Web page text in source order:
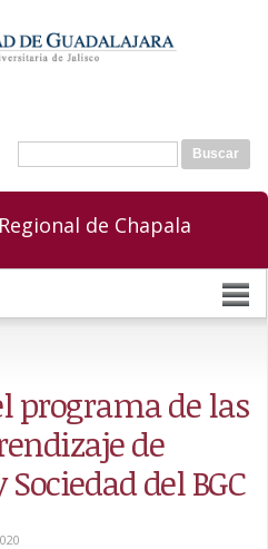
Formulario de búsqueda
Buscar
de Chapala
programa de las
de
del BGC